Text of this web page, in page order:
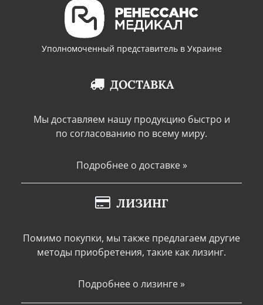
Уполномоченный представитель в Украине
ДОСТАВКА
Мы доставляем нашу продукцию быстро и
по согласованию по всему миру.
Подробнее о доставке »
ЛИЗИНГ
Помимо покупки, мы также предлагаем другие
методы приобретения, такие как лизинг.
Подробнее о лизинге »